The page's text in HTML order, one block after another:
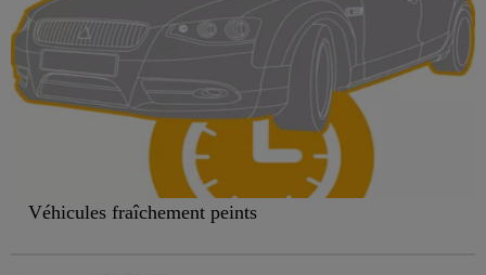
Véhicules fraîchement peints